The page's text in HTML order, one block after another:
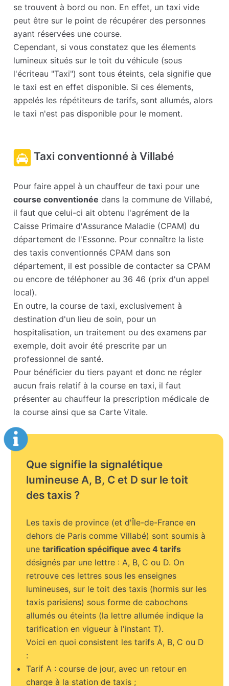
se trouvent à bord ou non. En effet, un taxi vide
peut être sur le point de récupérer des personnes
ayant réservées une course.
Cependant, si vous constatez que les élements
lumineux situés sur le toit du véhicule (sous
l'écriteau "Taxi") sont tous éteints, cela signifie que
le taxi est en effet disponible. Si ces élements,
appelés les répétiteurs de tarifs, sont allumés, alors
le taxi n'est pas disponible pour le moment.
Taxi conventionné à Villabé
Pour faire appel à un chauffeur de taxi pour une
course conventionée dans la commune de Villabé,
il faut que celui-ci ait obtenu l'agrément de la
Caisse Primaire d'Assurance Maladie (CPAM) du
département de l'Essonne. Pour connaître la liste
des taxis conventionnés CPAM dans son
département, il est possible de contacter sa CPAM
ou encore de téléphoner au 36 46 (prix d'un appel
local).
En outre, la course de taxi, exclusivement à
destination d'un lieu de soin, pour un
hospitalisation, un traitement ou des examens par
exemple, doit avoir été prescrite par un
professionnel de santé.
Pour bénéficier du tiers payant et donc ne régler
aucun frais relatif à la course en taxi, il faut
présenter au chauffeur la prescription médicale de
la course ainsi que sa Carte Vitale.
Que signifie la signalétique
lumineuse A, B, C et D sur le toit
des taxis ?
Les taxis de province (et d'Île-de-France en
dehors de Paris comme Villabé) sont soumis à
unetarification spécifique avec 4 tarifs
désignés par une lettre : A, B, C ou D. On
retrouve ces lettres sous les enseignes
lumineuses, sur le toit des taxis (hormis sur les
taxis parisiens) sous forme de cabochons
allumés ou éteints (la lettre allumée indique la
tarification en vigueur à l'instant T).
Voici en quoi consistent les tarifs A, B, C ou D
:
Tarif A : course de jour, avec un retour en
charge à la station de taxis ;